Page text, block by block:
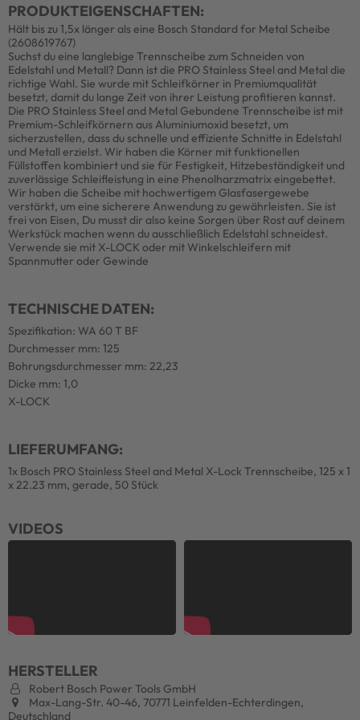
PRODUKTEIGENSCHAFTEN:
Hält bis zu 1,5x länger als eine Bosch Standard for Metal Scheibe
(2608619767)
Suchst du eine langlebige Trennscheibe zum Schneiden von
Edelstahl und Metall? Dann ist die PRO Stainless Steel and Metal die
richtige Wahl. Sie wurde mit Schleifkörner in Premiumqualität
besetzt, damit du lange Zeit von ihrer Leistung profitieren kannst.
Die PRO Stainless Steel and Metal Gebundene Trennscheibe ist mit
Premium-Schleifkörnern aus Aluminiumoxid besetzt, um
sicherzustellen, dass du schnelle und effiziente Schnitte in Edelstahl
und Metall erzielst. Wir haben die Körner mit funktionellen
Füllstoffen kombiniert und sie für Festigkeit, Hitzebeständigkeit und
zuverlässige Schleifleistung in eine Phenolharzmatrix eingebettet.
Wir haben die Scheibe mit hochwertigem Glasfasergewebe
verstärkt, um eine sicherere Anwendung zu gewährleisten. Sie ist
frei von Eisen, Du musst dir also keine Sorgen über Rost auf deinem
Werkstück machen wenn du ausschließlich Edelstahl schneidest.
Verwende sie mit X-LOCK oder mit Winkelschleifern mit
Spannmutter oder Gewinde
TECHNISCHE DATEN:
Spezifikation: WA 60 T BF
Durchmesser mm: 125
Bohrungsdurchmesser mm: 22,23
Dicke mm: 1,0
X-LOCK
LIEFERUMFANG:
1x Bosch PRO Stainless Steel and Metal X-Lock Trennscheibe, 125 x 1
x 22.23 mm, gerade, 50 Stück
VIDEOS
HERSTELLER
Robert Bosch Power Tools GmbH
Max-Lang-Str. 40-46, 70771 Leinfelden-Echterdingen,
Deutschland